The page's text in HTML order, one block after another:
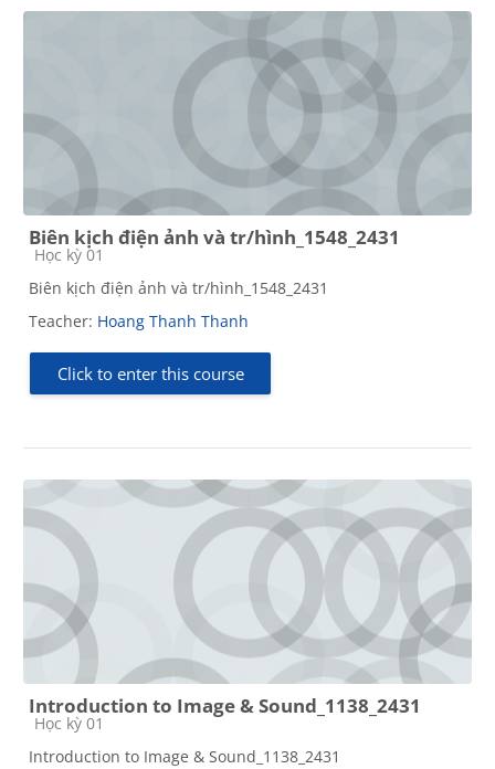
Biên kịch điện ảnh và tr/hình_1548_2431
Course category
Học kỳ 01
Biên kịch điện ảnh và tr/hình_1548_2431
Teacher: Hoang Thanh Thanh
Click to enter this course
Introduction to Image & Sound_1138_2431
Course category
Học kỳ 01
Introduction to Image & Sound_1138_2431